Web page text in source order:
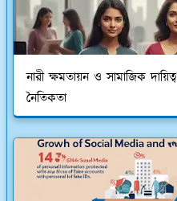
নারী ক্ষমতায়ন ও সামাজিক
নৈতিকতা